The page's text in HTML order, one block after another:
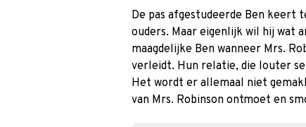
De pas afgestudeerde Ben keert
ouders. Maar eigenlijk wil hij wat
maagdelijke Ben wanneer Mrs.
verleidt. Hun relatie, die louter
Het wordt er allemaal niet
van Mrs. Robinson ontmoet en